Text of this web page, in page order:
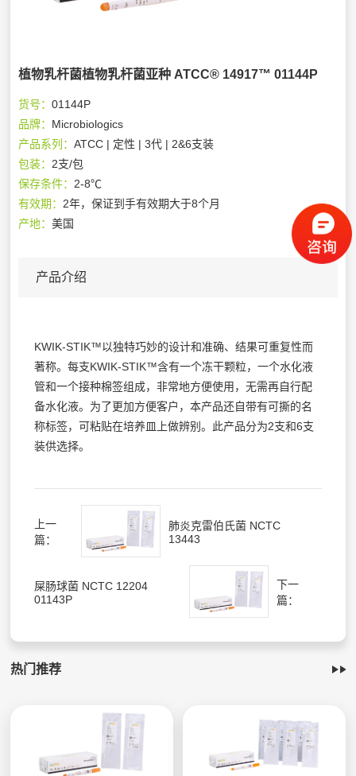
植物乳杆菌植物乳杆菌亚种 ATCC® 14917™ 01144P
货号：01144P
品牌： Microbiologics
产品系列：ATCC | 定性 | 3代 | 2&6支装
包装： 2支/包
保存条件： 2-8℃
有效期： 2年，保证到手有效期大于8个月
产地：美国
产品介绍
KWIK-STIK™以独特巧妙的设计和准确、结果可重复性而
著称。每支KWIK-STIK™含有一个冻干颗粒，一个水化液
管和一个接种棉签组成，非常地方便使用，无需再自行配
备水化液。为了更加方便客户，本产品还自带有可撕的名
称标签，可粘贴在培养皿上做辨别。此产品分为2支和6支
装供选择。
上一
篇：
肺炎克雷伯氏菌 NCTC
13443
屎肠球菌 NCTC 12204
01143P
下一
篇：
热门推荐